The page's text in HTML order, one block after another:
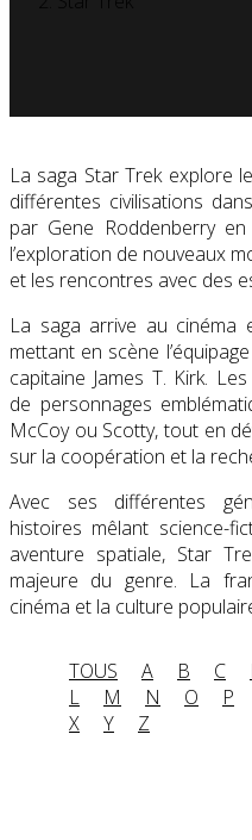
La saga Star Trek explore
différentes civilisations
par Gene Roddenberry
l’exploration de nouveaux
et les rencontres avec des
La saga arrive au
mettant en scène
capitaine James T. Kirk.
de personnages
McCoy ou Scotty, tout en
sur la coopération et la
Avec ses différentes
histoires mêlant science-
aventure spatiale, Star
majeure du genre. La
cinéma et la culture
TOUS A B C
L
M N O P
X
Y
Z